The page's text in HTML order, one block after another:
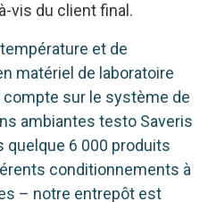
vis du client final.
et de
matériel de laboratoire
compte sur le système de
ambiantes testo Saveris
quelque 6 000 produits
conditionnements à
– notre entrepôt est